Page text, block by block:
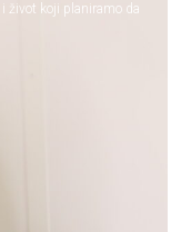
život koji planiramo da